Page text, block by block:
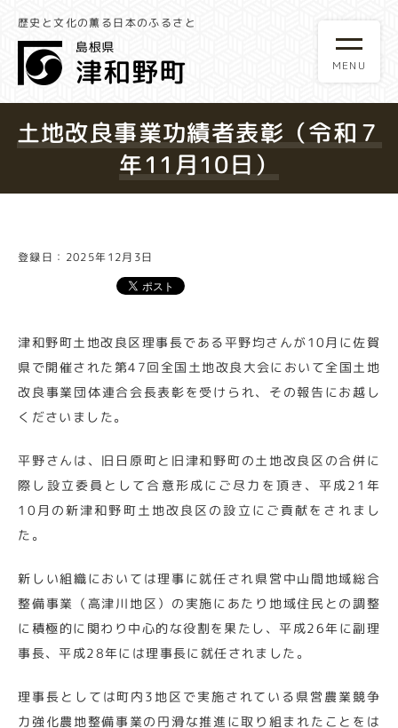
歴史と文化の薫る日本のふるさと
土地改良事業功績者表彰（令和７
年11月10日）
登録日：2025年12月3日
津和野町土地改良区理事長である平野均さんが10月に佐賀
県で開催された第47回全国土地改良大会において全国土地
改良事業団体連合会長表彰を受けられ、その報告にお越し
くださいました。
平野さんは、旧日原町と旧津和野町の土地改良区の合併に
際し設立委員として合意形成にご尽力を頂き、平成21年
10月の新津和野町土地改良区の設立にご貢献をされまし
た。
新しい組織においては理事に就任され県営中山間地域総合
整備事業（高津川地区）の実施にあたり地域住民との調整
に積極的に関わり中心的な役割を果たし、平成26年に副理
事長、平成28年には理事長に就任されました。
理事長としては町内3地区で実施されている県営農業競争
力強化農地整備事業の円滑な推進に取り組まれたことをは